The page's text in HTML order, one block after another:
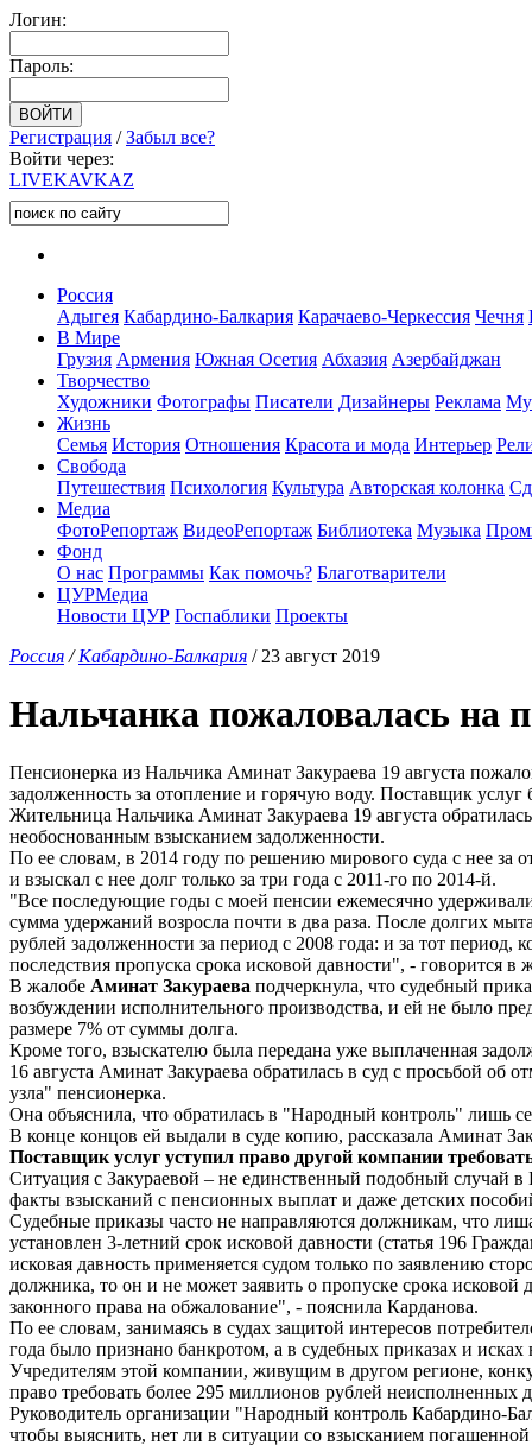
Логин:
Пароль:
Регистрация /Забыл все?
Войти через:
LIVEKAVKAZ
Россия
Адыгея Кабардино-Балкария Карачаево-Черкессия Чечня
В Мире
Грузия Армения Южная Осетия Абхазия Азербайджан
Творчество
Художники Фотографы Писатели Дизайнеры Реклама
Жизнь
Семья История Отношения Красота и мода Интерьер
Свобода
Путешествия Психология Культура Авторская колонка
Медиа
ФотоРепортаж ВидеоРепортаж Библиотека Музыка
Фонд
О нас Программы Как помочь? Благотварители
ЦУРМедиа
Новости ЦУР Госпаблики Проекты
Россия /Кабардино-Балкария / 23 август 2019
Нальчанка пожаловалась на
Пенсионерка из Нальчика Аминат Закураева 19 августа
задолженность за отопление и горячую воду. Поставщик
Жительница Нальчика Аминат Закураева 19 августа
необоснованным взысканием задолженности.
По ее словам, в 2014 году по решению мирового суда с нее за
и взыскал с нее долг только за три года с 2011-го по 2014-й.
"Все последующие годы с моей пенсии ежемесячно
сумма удержаний возросла почти в два раза. После долгих
рублей задолженности за период с 2008 года: и за тот
последствия пропуска срока исковой давности", - говорится
В жалобе Аминат Закураева подчеркнула, что судебный
возбуждении исполнительного производства, и ей не было
размере 7% от суммы долга.
Кроме того, взыскателю была передана уже выплаченная
16 августа Аминат Закураева обратилась в суд с просьбой об
узла" пенсионерка.
Она объяснила, что обратилась в "Народный контроль" лишь
В конце концов ей выдали в суде копию, рассказала Аминат
Поставщик услуг уступил право другой компании
Ситуация с Закураевой – не единственный подобный случай
факты взысканий с пенсионных выплат и даже детских
Судебные приказы часто не направляются должникам, что
установлен 3-летний срок исковой давности (статья 196
исковая давность применяется судом только по заявлению
должника, то он и не может заявить о пропуске срока
законного права на обжалование", - пояснила Карданова.
По ее словам, занимаясь в судах защитой интересов
года было признано банкротом, а в судебных приказах и исках
Учредителям этой компании, живущим в другом регионе,
право требовать более 295 миллионов рублей
Руководитель организации "Народный контроль Кабардино-
чтобы выяснить, нет ли в ситуации со взысканием